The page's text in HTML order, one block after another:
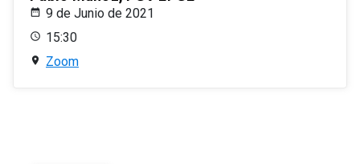
9 de Junio de 2021
15:30
Zoom